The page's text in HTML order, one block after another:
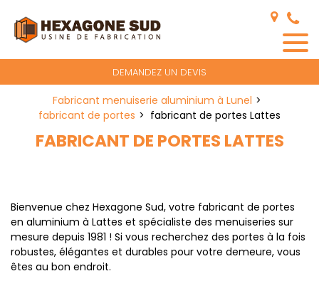
DEMANDEZ UN DEVIS
Fabricant menuiserie aluminium à Lunel
fabricant de portes
fabricant de portes Lattes
FABRICANT DE PORTES LATTES
Bienvenue chez Hexagone Sud, votre fabricant de portes
en aluminium à Lattes et spécialiste des menuiseries sur
mesure depuis 1981 ! Si vous recherchez des portes à la fois
robustes, élégantes et durables pour votre demeure, vous
êtes au bon endroit.